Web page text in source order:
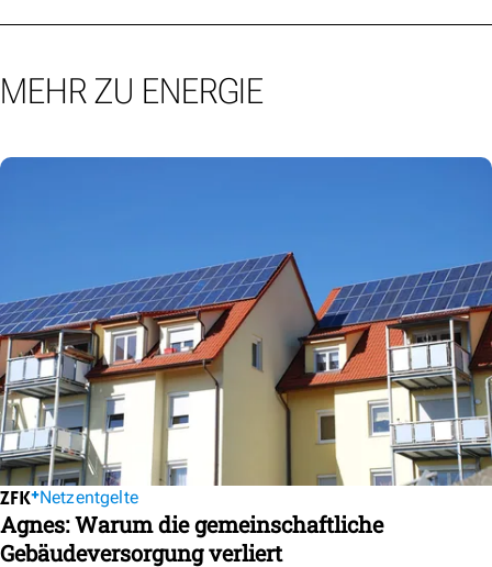
MEHR ZU ENERGIE
Netzentgelte
Agnes: Warum die gemeinschaftliche
Gebäudeversorgung verliert